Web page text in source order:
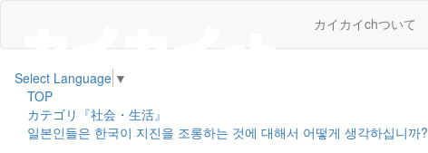
カイカイchついて
Select Language ▼
TOP
カテゴリ『社会・生活』
일본인들은 한국이 지진을 조롱하는 것에 대해서 어떻게 생각하십니까?